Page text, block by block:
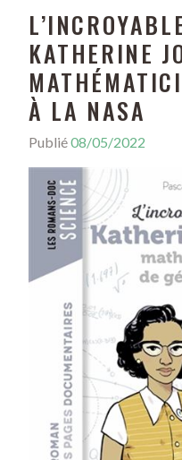
KATHERINE
À LA NASA
Publié08/05/2022